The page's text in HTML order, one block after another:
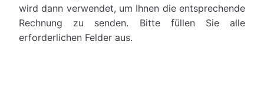
wird dann verwendet, um Ihnen die entsprechende
Rechnung zu senden. Bitte füllen Sie alle
erforderlichen Felder aus.